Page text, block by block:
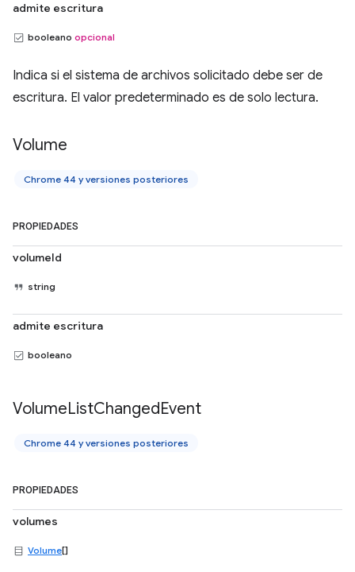
admite escritura
booleano opcional
Indica si el sistema de archivos solicitado debe ser de
escritura. El valor predeterminado es de solo lectura.
Volume
Chrome 44 y versiones posteriores
PROPIEDADES
volumeId
string
admite escritura
booleano
VolumeListChangedEvent
Chrome 44 y versiones posteriores
PROPIEDADES
volumes
Volume[]